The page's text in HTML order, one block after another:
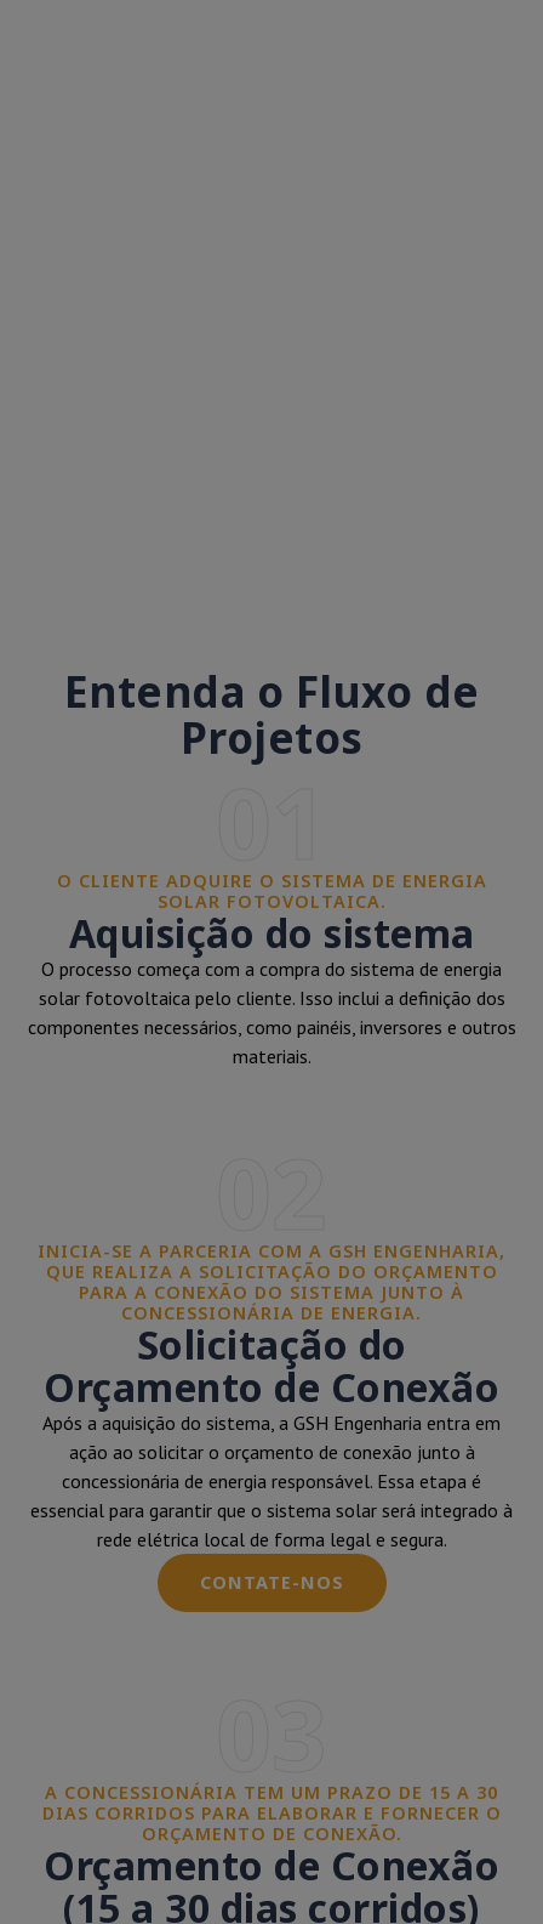
Entenda o Fluxo de
Projetos
O CLIENTE ADQUIRE O SISTEMA DE ENERGIA
SOLAR FOTOVOLTAICA.
Aquisição do sistema
O processo começa com a compra do sistema de energia
solar fotovoltaica pelo cliente. Isso inclui a definição dos
componentes necessários, como painéis, inversores e outros
materiais.
INICIA-SE A PARCERIA COM A GSH ENGENHARIA,
QUE REALIZA A SOLICITAÇÃO DO ORÇAMENTO
PARA A CONEXÃO DO SISTEMA JUNTO À
CONCESSIONÁRIA DE ENERGIA.
Solicitação do
Orçamento de Conexão
Após a aquisição do sistema, a GSH Engenharia entra em
ação ao solicitar o orçamento de conexão junto à
concessionária de energia responsável. Essa etapa é
essencial para garantir que o sistema solar será integrado à
rede elétrica local de forma legal e segura.
CONTATE-NOS
A CONCESSIONÁRIA TEM UM PRAZO DE 15 A 30
DIAS CORRIDOS PARA ELABORAR E FORNECER O
ORÇAMENTO DE CONEXÃO.
Orçamento de Conexão
(15 a 30 dias corridos)